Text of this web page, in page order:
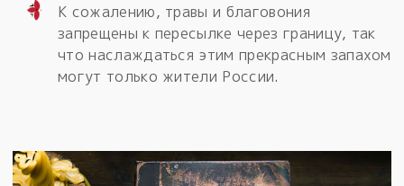
К сожалению, травы и благовония
запрещены к пересылке через границу, так
что наслаждаться этим прекрасным запахом
могут только жители России.